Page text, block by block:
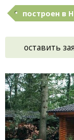
построен в
оставить